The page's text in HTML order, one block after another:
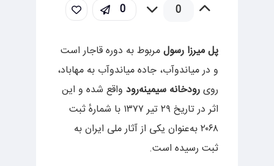
0
0
پل میرزا رسولمربوط به دوره قاجار است
و در میاندوآب، جاده میاندوآب به مهاباد،
رویرودخانه سیمینه‌رود واقع شده و این
اثر در تاریخ ۲۹ تیر ۱۳۷۷ با شمارهٔ ثبت
۲۰۶۸ به‌عنوان یکی از آثار ملی ایران به
ثبت رسیده است.